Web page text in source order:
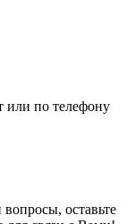
или по телефону
оставьте